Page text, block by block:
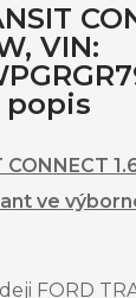
VIN:
popis
CONNECT
ve
FORD